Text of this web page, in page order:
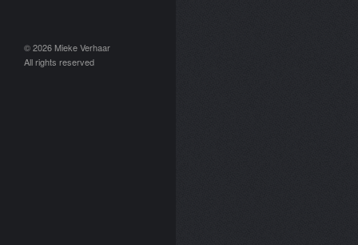
© 2026 Mieke Verhaar
All rights reserved